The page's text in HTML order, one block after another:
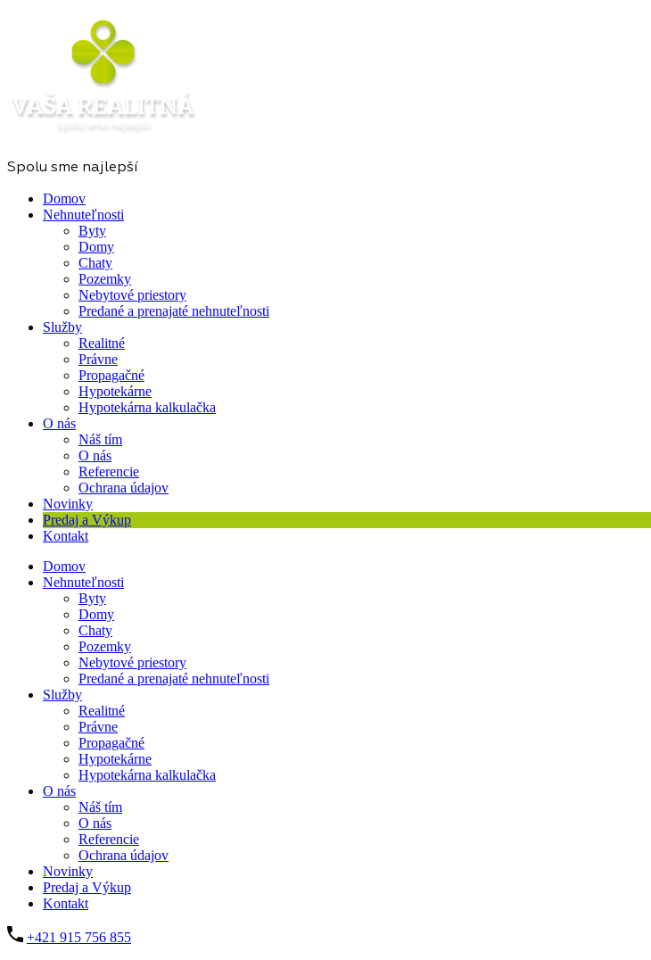
Spolu sme najlepší
Domov
Nehnuteľnosti
Byty
Domy
Chaty
Pozemky
Nebytové priestory
Predané a prenajaté nehnuteľnosti
Služby
Realitné
Právne
Propagačné
Hypotekárne
Hypotekárna kalkulačka
O nás
Náš tím
O nás
Referencie
Ochrana údajov
Novinky
Predaj a Výkup
Kontakt
Domov
Nehnuteľnosti
Byty
Domy
Chaty
Pozemky
Nebytové priestory
Predané a prenajaté nehnuteľnosti
Služby
Realitné
Právne
Propagačné
Hypotekárne
Hypotekárna kalkulačka
O nás
Náš tím
O nás
Referencie
Ochrana údajov
Novinky
Predaj a Výkup
Kontakt
+421 915 756 855